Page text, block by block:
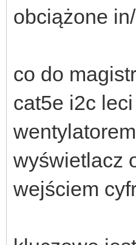
obciążone
co do
cat5e i2c
wyświetlacz
wejściem